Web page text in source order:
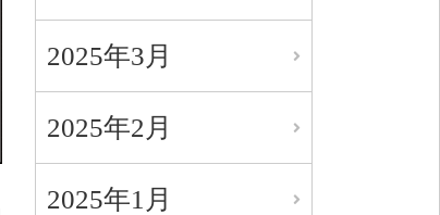
2025年3月
2025年2月
2025年1月